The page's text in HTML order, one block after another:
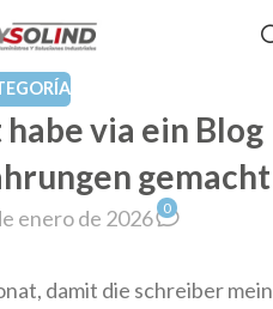
via ein Blog
gemacht
enero de 2026 0
damit die schreiber mein